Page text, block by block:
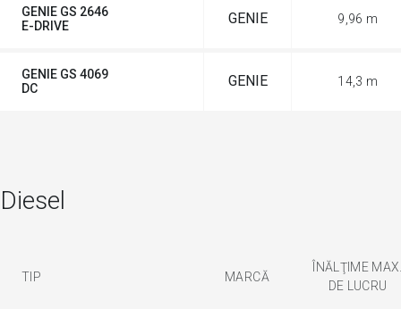
GENIE GS 2646
E-DRIVE
GENIE 9,96 m
GENIE GS 4069
DC
GENIE 14,3 m
Diesel
TIP MARCĂ
ÎNĂLŢIME
DE LUCRU